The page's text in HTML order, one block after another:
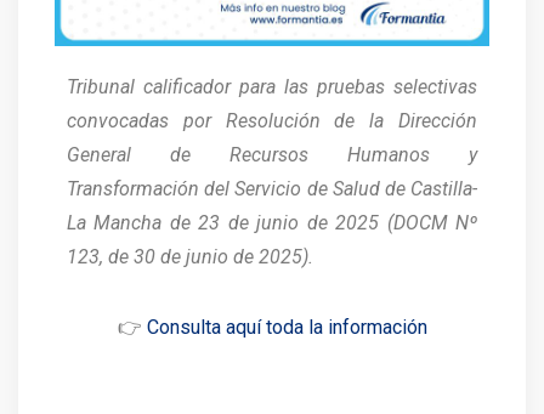
Tribunal calificador para las pruebas selectivas
convocadas por Resolución de la Dirección
General de Recursos Humanos y
Transformación del Servicio de Salud de Castilla-
La Mancha de 23 de junio de 2025 (DOCM Nº
123, de 30 de junio de 2025).
👉 Consulta aquí toda la información